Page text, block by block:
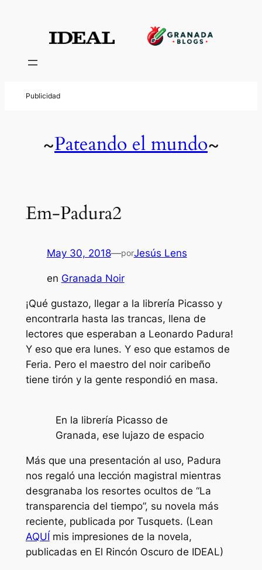
~Pateando el mundo~
Em-Padura2
May 30, 2018—porJesús Lens
en Granada Noir
¡Qué gustazo, llegar a la librería Picasso y
encontrarla hasta las trancas, llena de
lectores que esperaban a Leonardo Padura!
Y eso que era lunes. Y eso que estamos de
Feria. Pero el maestro del noir caribeño
tiene tirón y la gente respondió en masa.
En la librería Picasso de
Granada, ese lujazo de espacio
Más que una presentación al uso, Padura
nos regaló una lección magistral mientras
desgranaba los resortes ocultos de “La
transparencia del tiempo”, su novela más
reciente, publicada por Tusquets. (Lean
AQUÍ mis impresiones de la novela,
publicadas en El Rincón Oscuro de IDEAL)